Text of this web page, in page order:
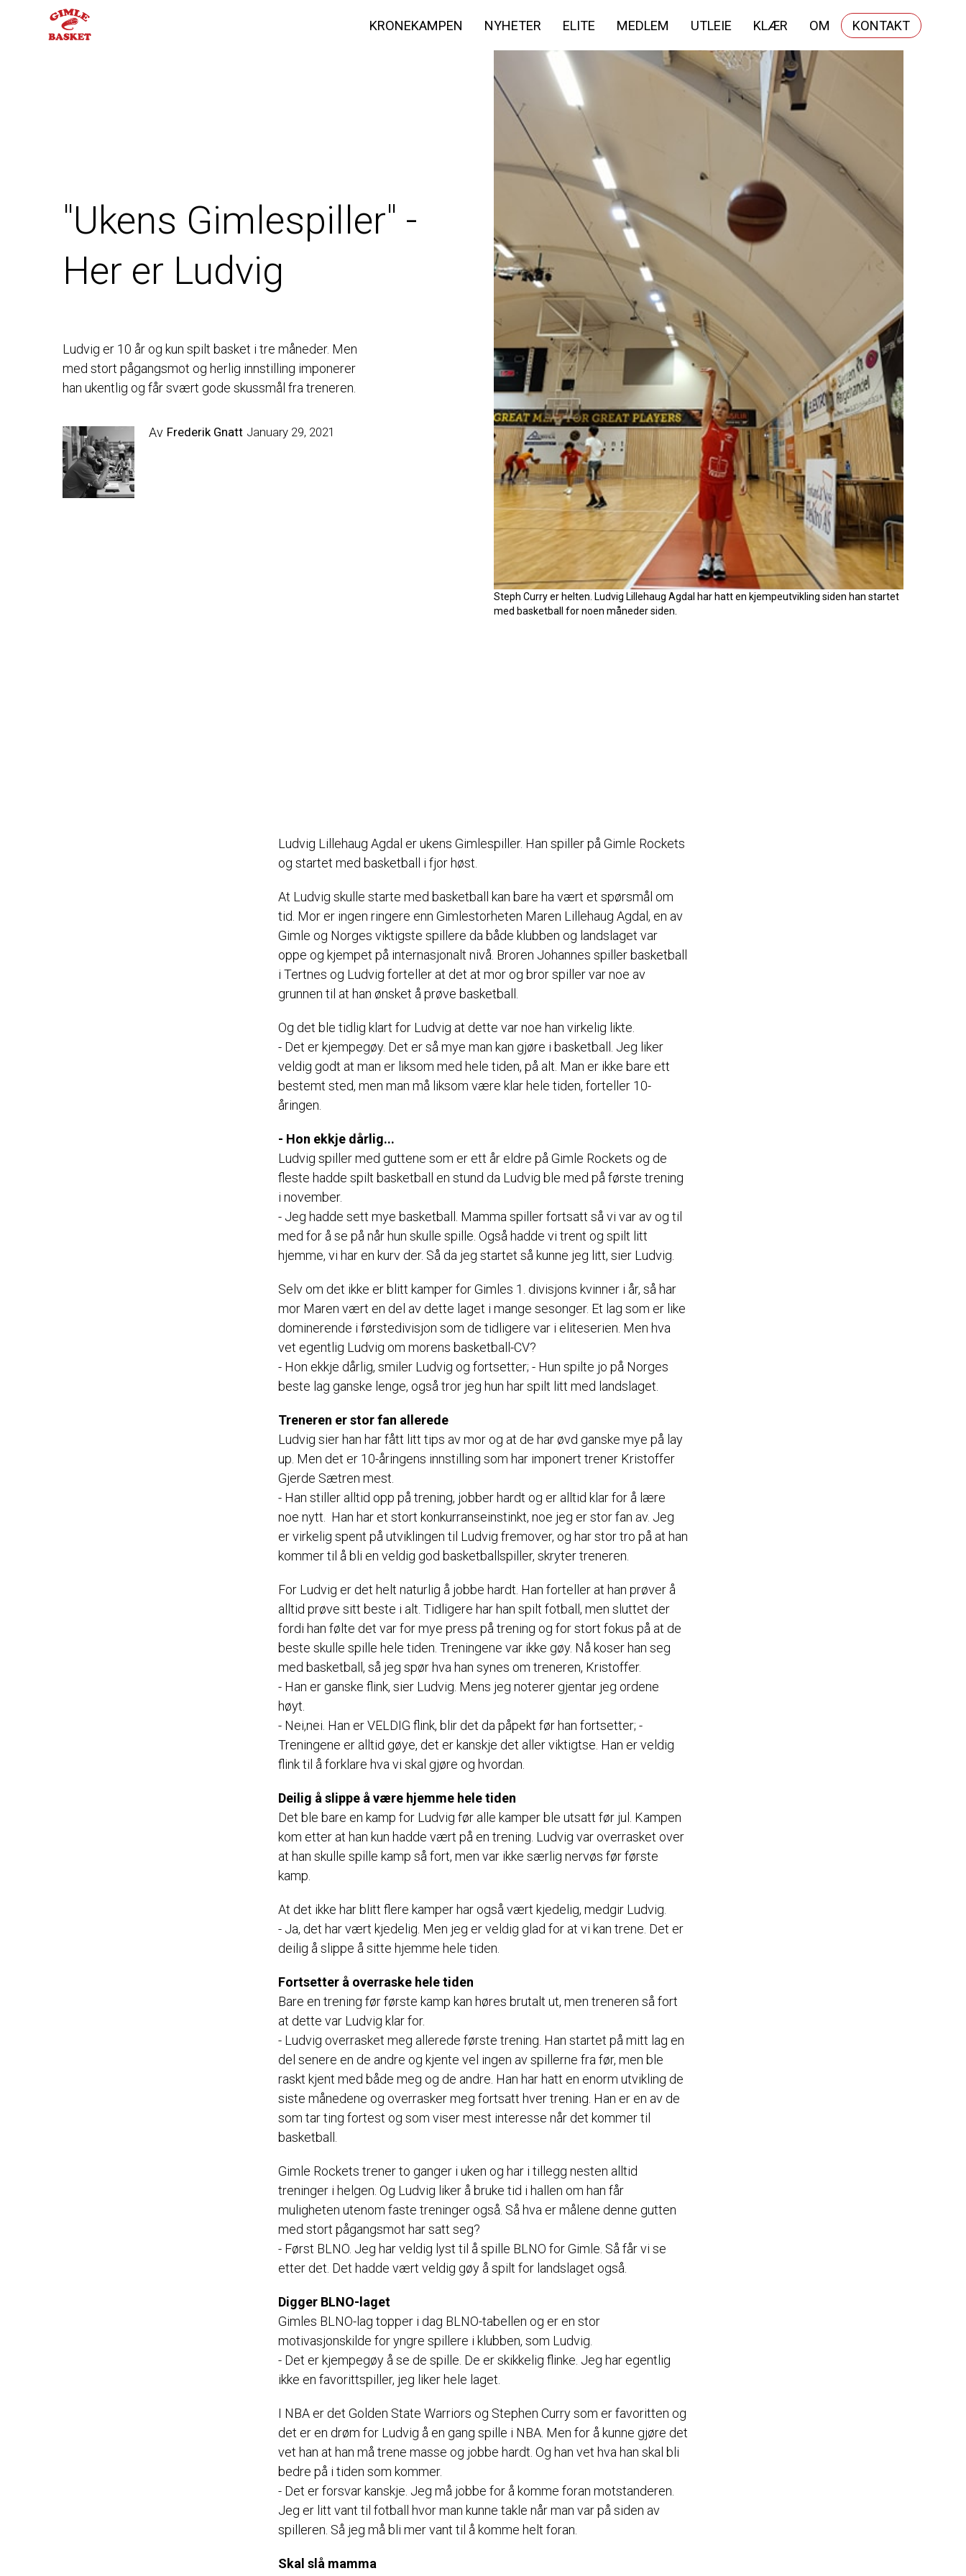
KRONEKAMPEN NYHETER ELITE MEDLEM UTLEIE KLÆR OM KONTAKT
"Ukens Gimlespiller" -
Her er Ludvig
Ludvig er 10 år og kun spilt basket i tre måneder. Men
med stort pågangsmot og herlig innstilling imponerer
han ukentlig og får svært gode skussmål fra treneren.
Av Frederik Gnatt January 29, 2021
Steph Curry er helten. Ludvig Lillehaug Agdal har hatt en kjempeutvikling siden han startet
med basketball for noen måneder siden.
Ludvig Lillehaug Agdal er ukens Gimlespiller. Han spiller på Gimle Rockets
og startet med basketball i fjor høst.
At Ludvig skulle starte med basketball kan bare ha vært et spørsmål om
tid. Mor er ingen ringere enn Gimlestorheten Maren Lillehaug Agdal, en av
Gimle og Norges viktigste spillere da både klubben og landslaget var
oppe og kjempet på internasjonalt nivå. Broren Johannes spiller basketball
i Tertnes og Ludvig forteller at det at mor og bror spiller var noe av
grunnen til at han ønsket å prøve basketball.
Og det ble tidlig klart for Ludvig at dette var noe han virkelig likte.
- Det er kjempegøy. Det er så mye man kan gjøre i basketball. Jeg liker
veldig godt at man er liksom med hele tiden, på alt. Man er ikke bare ett
bestemt sted, men man må liksom være klar hele tiden, forteller 10-
åringen.
- Hon ekkje dårlig...
Ludvig spiller med guttene som er ett år eldre på Gimle Rockets og de
fleste hadde spilt basketball en stund da Ludvig ble med på første trening
i november.
- Jeg hadde sett mye basketball. Mamma spiller fortsatt så vi var av og til
med for å se på når hun skulle spille. Også hadde vi trent og spilt litt
hjemme, vi har en kurv der. Så da jeg startet så kunne jeg litt, sier Ludvig.
Selv om det ikke er blitt kamper for Gimles 1. divisjons kvinner i år, så har
mor Maren vært en del av dette laget i mange sesonger. Et lag som er like
dominerende i førstedivisjon som de tidligere var i eliteserien. Men hva
vet egentlig Ludvig om morens basketball-CV?
- Hon ekkje dårlig, smiler Ludvig og fortsetter; - Hun spilte jo på Norges
beste lag ganske lenge, også tror jeg hun har spilt litt med landslaget.
Treneren er stor fan allerede
Ludvig sier han har fått litt tips av mor og at de har øvd ganske mye på lay
up. Men det er 10-åringens innstilling som har imponert trener Kristoffer
Gjerde Sætren mest.
- Han stiller alltid opp på trening, jobber hardt og er alltid klar for å lære
noe nytt. Han har et stort konkurranseinstinkt, noe jeg er stor fan av. Jeg
er virkelig spent på utviklingen til Ludvig fremover, og har stor tro på at han
kommer til å bli en veldig god basketballspiller, skryter treneren.
For Ludvig er det helt naturlig å jobbe hardt. Han forteller at han prøver å
alltid prøve sitt beste i alt. Tidligere har han spilt fotball, men sluttet der
fordi han følte det var for mye press på trening og for stort fokus på at de
beste skulle spille hele tiden. Treningene var ikke gøy. Nå koser han seg
med basketball, så jeg spør hva han synes om treneren, Kristoffer.
- Han er ganske flink, sier Ludvig. Mens jeg noterer gjentar jeg ordene
høyt.
- Nei,nei. Han er VELDIG flink, blir det da påpekt før han fortsetter; -
Treningene er alltid gøye, det er kanskje det aller viktigtse. Han er veldig
flink til å forklare hva vi skal gjøre og hvordan.
Deilig å slippe å være hjemme hele tiden
Det ble bare en kamp for Ludvig før alle kamper ble utsatt før jul. Kampen
kom etter at han kun hadde vært på en trening. Ludvig var overrasket over
at han skulle spille kamp så fort, men var ikke særlig nervøs før første
kamp.
At det ikke har blitt flere kamper har også vært kjedelig, medgir Ludvig.
- Ja, det har vært kjedelig. Men jeg er veldig glad for at vi kan trene. Det er
deilig å slippe å sitte hjemme hele tiden.
Fortsetter å overraske hele tiden
Bare en trening før første kamp kan høres brutalt ut, men treneren så fort
at dette var Ludvig klar for.
- Ludvig overrasket meg allerede første trening. Han startet på mitt lag en
del senere en de andre og kjente vel ingen av spillerne fra før, men ble
raskt kjent med både meg og de andre. Han har hatt en enorm utvikling de
siste månedene og overrasker meg fortsatt hver trening. Han er en av de
som tar ting fortest og som viser mest interesse når det kommer til
basketball.
Gimle Rockets trener to ganger i uken og har i tillegg nesten alltid
treninger i helgen. Og Ludvig liker å bruke tid i hallen om han får
muligheten utenom faste treninger også. Så hva er målene denne gutten
med stort pågangsmot har satt seg?
- Først BLNO. Jeg har veldig lyst til å spille BLNO for Gimle. Så får vi se
etter det. Det hadde vært veldig gøy å spilt for landslaget også.
Digger BLNO-laget
Gimles BLNO-lag topper i dag BLNO-tabellen og er en stor
motivasjonskilde for yngre spillere i klubben, som Ludvig.
- Det er kjempegøy å se de spille. De er skikkelig flinke. Jeg har egentlig
ikke en favorittspiller, jeg liker hele laget.
I NBA er det Golden State Warriors og Stephen Curry som er favoritten og
det er en drøm for Ludvig å en gang spille i NBA. Men for å kunne gjøre det
vet han at han må trene masse og jobbe hardt. Og han vet hva han skal bli
bedre på i tiden som kommer.
- Det er forsvar kanskje. Jeg må jobbe for å komme foran motstanderen.
Jeg er litt vant til fotball hvor man kunne takle når man var på siden av
spilleren. Så jeg må bli mer vant til å komme helt foran.
Skal slå mamma